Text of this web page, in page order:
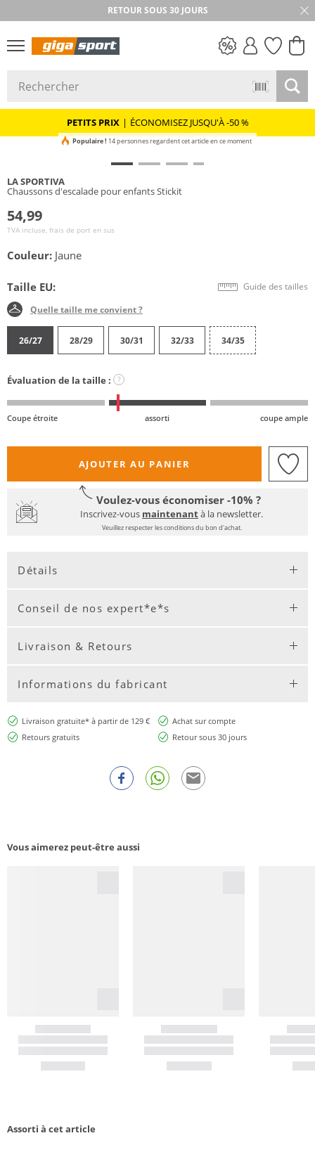
RETOUR SOUS 30 JOURS
PETITS PRIX | ÉCONOMISEZ JUSQU'À -50 %
Populaire ! 14 personnes regardent cet article en ce moment
LA SPORTIVA
Chaussons d'escalade pour enfants Stickit
54,99
TVA incluse, frais de port en sus
Couleur: Jaune
Taille EU: Guide des tailles
Quelle taille me convient ?
26/27 28/29 30/31 32/33 34/35
Évaluation de la taille : ?
Coupe étroite assorti coupe ample
AJOUTER AU PANIER
Voulez-vous économiser -10% ?
Inscrivez-vous maintenantà la newsletter.
Veuillez respecter les conditions du bon d'achat.
Détails
Conseil de nos expert*e*s
Livraison & Retours
Informations du fabricant
Livraison gratuite* à partir de 129 €
Achat sur compte
Retours gratuits
Retour sous 30 jours
Vous aimerez peut-être aussi
Assorti à cet article